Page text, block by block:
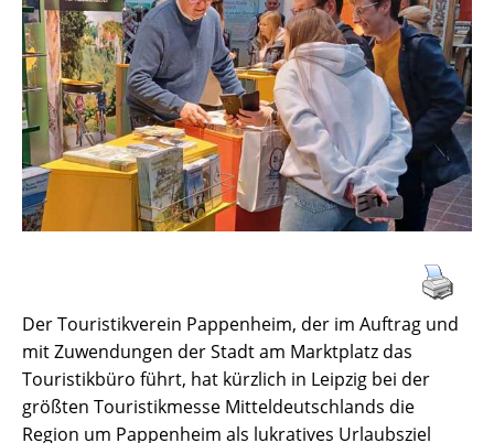
Der Touristikverein Pappenheim, der im Auftrag und
mit Zuwendungen der Stadt am Marktplatz das
Touristikbüro führt, hat kürzlich in Leipzig bei der
größten Touristikmesse Mitteldeutschlands die
Region um Pappenheim als lukratives Urlaubsziel